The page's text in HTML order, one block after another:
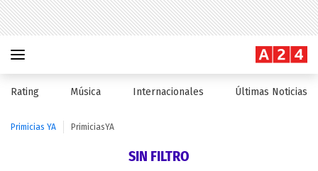
Rating Música Internacionales Últimas Noticias
Primicias YA PrimiciasYA
SIN FILTRO